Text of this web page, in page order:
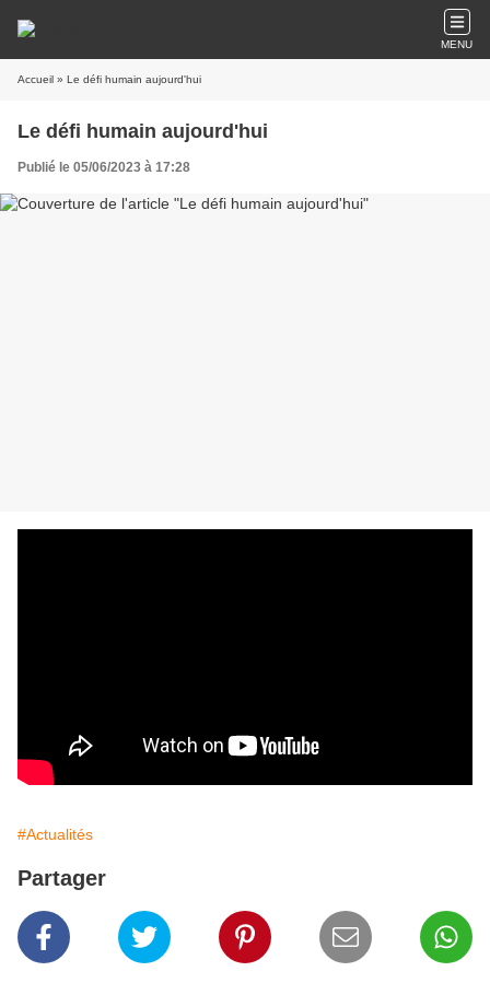
MENU
Accueil » Le défi humain aujourd'hui
Le défi humain aujourd'hui
Publié le 05/06/2023 à 17:28
#Actualités
Partager